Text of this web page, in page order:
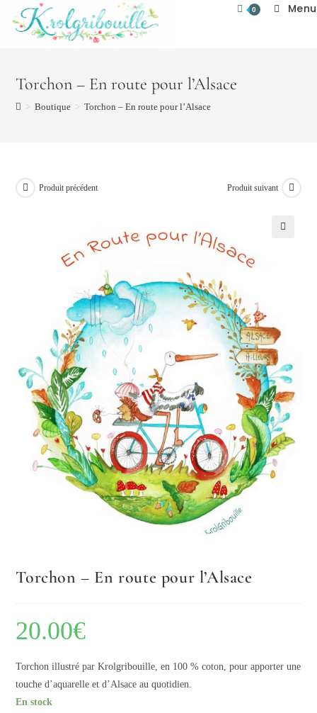
0 Menu
Torchon – En route pour l’Alsace
> Boutique > Torchon – En route pour l’Alsace
Produit précédent Produit suivant
Torchon – En route pour l’Alsace
20.00€
Torchon illustré par Krolgribouille, en 100 % coton, pour apporter une
touche d’aquarelle et d’Alsace au quotidien.
En stock